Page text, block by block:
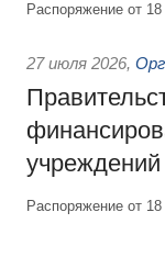
Распоряжение от
27 июля 2026,
учреждений
Распоряжение от